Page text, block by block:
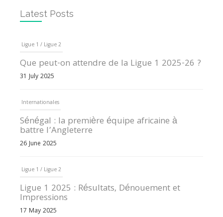
Latest Posts
Ligue 1 / Ligue 2
Que peut-on attendre de la Ligue 1 2025-26 ?
31 July 2025
Internationales
Sénégal : la première équipe africaine à
battre l’Angleterre
26 June 2025
Ligue 1 / Ligue 2
Ligue 1 2025 : Résultats, Dénouement et
Impressions
17 May 2025